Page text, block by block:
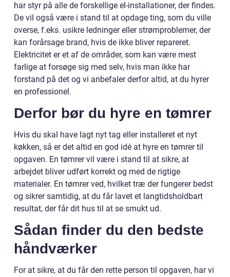
har styr på alle de forskellige el-installationer, der findes.
De vil også være i stand til at opdage ting, som du ville
overse, f.eks. usikre ledninger eller strømproblemer, der
kan forårsage brand, hvis de ikke bliver repareret.
Elektricitet er et af de områder, som kan være mest
farlige at forsøge sig med selv, hvis man ikke har
forstand på det og vi anbefaler derfor altid, at du hyrer
en professionel.
Derfor bør du hyre en tømrer
Hvis du skal have lagt nyt tag eller installeret et nyt
køkken, så er det altid en god idé at hyre en tømrer til
opgaven. En tømrer vil være i stand til at sikre, at
arbejdet bliver udført korrekt og med de rigtige
materialer. En tømrer ved, hvilket træ der fungerer bedst
og sikrer samtidig, at du får lavet et langtidsholdbart
resultat, der får dit hus til at se smukt ud.
Sådan finder du den bedste
håndværker
For at sikre, at du får den rette person til opgaven, har vi